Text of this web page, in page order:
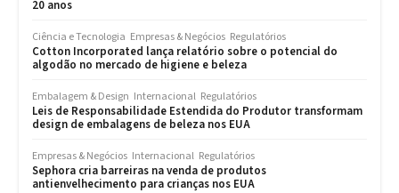
20 anos
Ciência e Tecnologia Empresas & Negócios Regulatórios
Cotton Incorporated lança relatório sobre o potencial do
algodão no mercado de higiene e beleza
Embalagem & Design Internacional Regulatórios
Leis de Responsabilidade Estendida do Produtor transformam
design de embalagens de beleza nos EUA
Empresas & Negócios Internacional Regulatórios
Sephora cria barreiras na venda de produtos
antienvelhecimento para crianças nos EUA